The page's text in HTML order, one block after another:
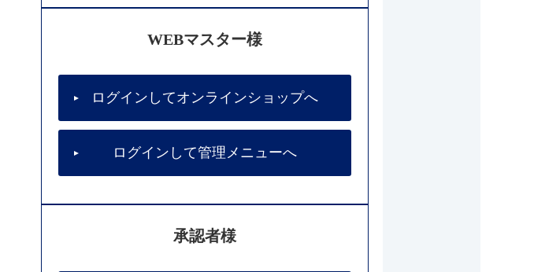
WEBマスター様
ログインしてオンラインショップへ
ログインして管理メニューへ
承認者様